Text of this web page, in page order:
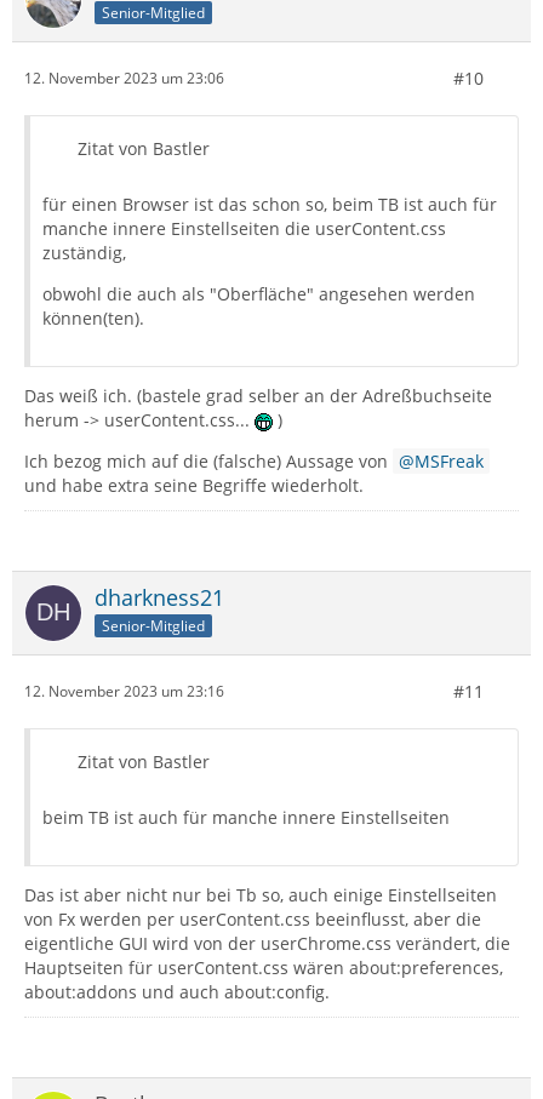
Senior-Mitglied
12. November 2023 um 23:06 #10
Zitat von Bastler
für einen Browser ist das schon so, beim TB ist auch für
manche innere Einstellseiten die userContent.css
zuständig,
obwohl die auch als "Oberfläche" angesehen werden
können(ten).
Das weiß ich. (bastele grad selber an der Adreßbuchseite
herum -> userContent.css...
)
Ich bezog mich auf die (falsche) Aussage von
MSFreak
und habe extra seine Begriffe wiederholt.
dharkness21
Senior-Mitglied
12. November 2023 um 23:16 #11
Zitat von Bastler
beim TB ist auch für manche innere Einstellseiten
Das ist aber nicht nur bei Tb so, auch einige Einstellseiten
von Fx werden per userContent.css beeinflusst, aber die
eigentliche GUI wird von der userChrome.css verändert, die
Hauptseiten für userContent.css wären about:preferences,
about:addons und auch about:config.